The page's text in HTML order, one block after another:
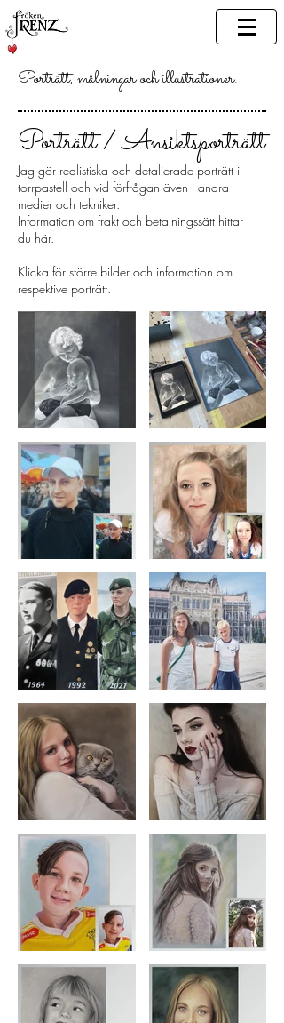
Porträtt, målningar och illustrationer.
Porträtt / Ansiktsporträtt
Jag gör realistiska och detaljerade porträtt i
torrpastell och vid förfrågan även i andra
medier och tekniker.
Information om frakt och betalningssätt hittar
du här.
Klicka för större bilder och information om
respektive porträtt.